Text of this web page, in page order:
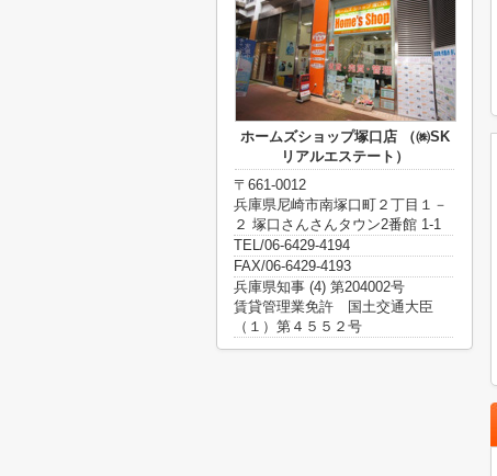
ホームズショップ塚口店 （㈱SK
リアルエステート）
〒661-0012
兵庫県尼崎市南塚口町２丁目１－
２ 塚口さんさんタウン2番館 1-1
TEL/06-6429-4194
FAX/06-6429-4193
兵庫県知事 (4) 第204002号
賃貸管理業免許 国土交通大臣
（１）第４５５２号